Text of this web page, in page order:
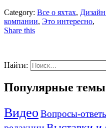
Category: Все о яхтах, Дизайн
компании, Это интересно,
Share this
Найти:
Популярные темы
Видео Вопросы-